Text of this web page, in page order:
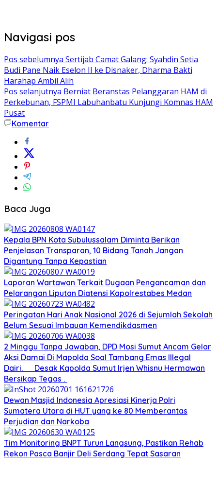
Navigasi pos
Pos sebelumnya Sertijab Camat Galang: Syahdin Setia
Budi Pane Naik Eselon II ke Disnaker, Dharma Bakti
Harahap Ambil Alih
Pos selanjutnya Berniat Beranstas Pelanggaran HAM di
Perkebunan, FSPMI Labuhanbatu Kunjungi Komnas HAM
Pusat
Komentar
Baca Juga
Kepala BPN Kota Subulussalam Diminta Berikan
Penjelasan Transparan, 10 Bidang Tanah Jangan
Digantung Tanpa Kepastian
Laporan Wartawan Terkait Dugaan Pengancaman dan
Pelarangan Liputan Diatensi Kapolrestabes Medan
Peringatan Hari Anak Nasional 2026 di Sejumlah Sekolah
Belum Sesuai Imbauan Kemendikdasmen
2 Minggu Tanpa Jawaban, DPD Mosi Sumut Ancam Gelar
Aksi Damai Di Mapolda Soal Tambang Emas Illegal
Dairi. Desak Kapolda Sumut Irjen Whisnu Hermawan
Bersikap Tegas .
Dewan Masjid Indonesia Apresiasi Kinerja Polri
Sumatera Utara di HUT yang ke 80 Memberantas
Perjudian dan Narkoba
Tim Monitoring BNPT Turun Langsung, Pastikan Rehab
Rekon Pasca Banjir Deli Serdang Tepat Sasaran